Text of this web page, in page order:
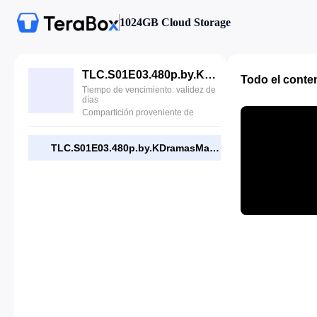
1024GB Cloud Storage
TLC.S01E03.480p.by.KDramasMaza.com.mp4
Tiempo de vencimiento: validez de
días
Compartición proveniente de
TLC.S01E03.480p.by.KDramasMaza.com.mp4
Todo el